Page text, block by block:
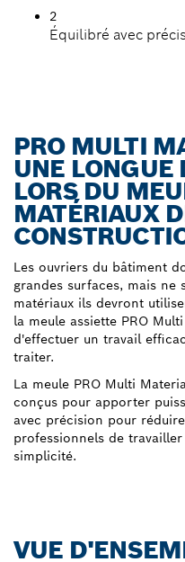
2
Équilibré avec
PRO MULTI
UNE LONGUE
LORS DU
MATÉRIAUX
Les ouvriers du bâtiment
grandes surfaces, mais ne
matériaux ils devront
la meule assiette PRO
d'effectuer un travail
traiter.
La meule PRO Multi
conçus pour apporter
avec précision pour
professionnels de
simplicité.
VUE